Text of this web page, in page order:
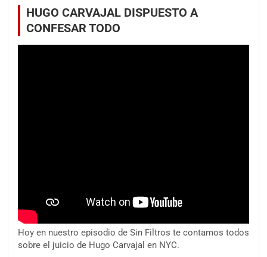
HUGO CARVAJAL DISPUESTO A
CONFESAR TODO
Hoy en nuestro episodio de Sin Filtros te contamos todos
sobre el juicio de Hugo Carvajal en NYC.